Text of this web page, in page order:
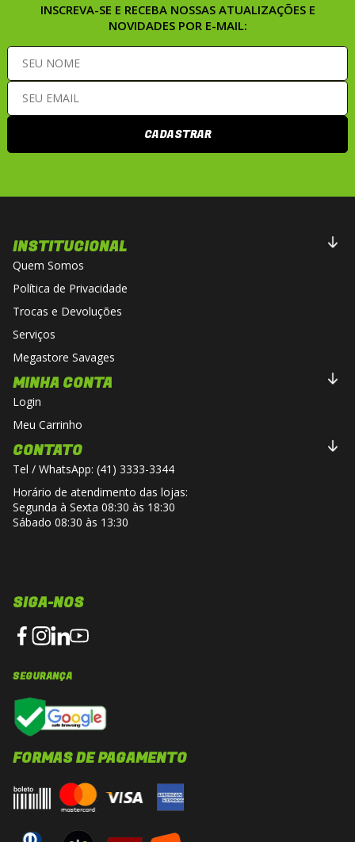
INSCREVA-SE E RECEBA NOSSAS ATUALIZAÇÕES E
NOVIDADES POR E-MAIL:
CADASTRAR
INSTITUCIONAL
Quem Somos
Política de Privacidade
Trocas e Devoluções
Serviços
Megastore Savages
MINHA CONTA
Login
Meu Carrinho
CONTATO
Tel / WhatsApp: (41) 3333-3344
Horário de atendimento das lojas:
Segunda à Sexta 08:30 às 18:30
Sábado 08:30 às 13:30
SIGA-NOS
SEGURANÇA
FORMAS DE PAGAMENTO